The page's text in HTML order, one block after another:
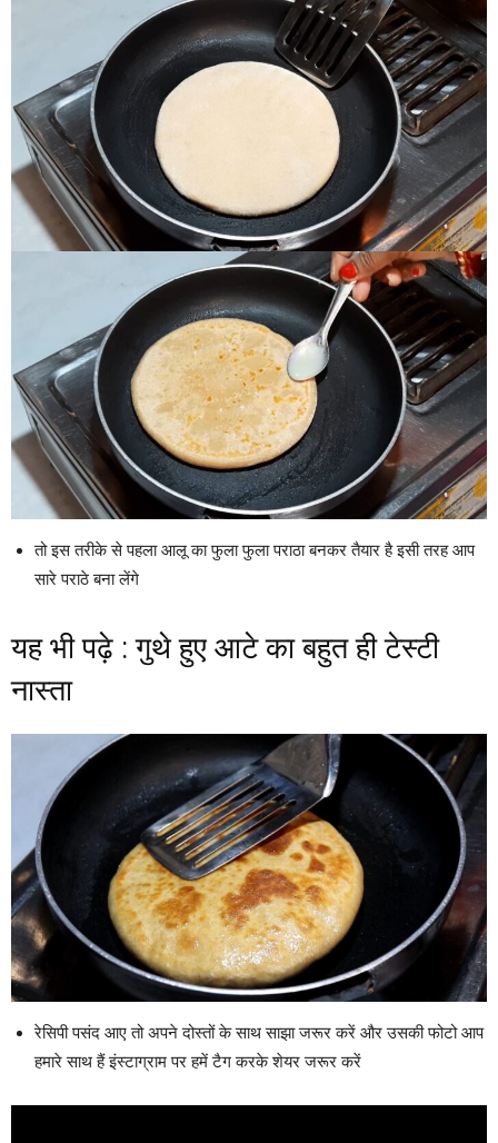
तो इस तरीके से पहला आलू का फुला फुला पराठा बनकर तैयार है इसी तरह आप
सारे पराठे बना लेंगे
यह भी पढ़े :गुथे हुए आटे का बहुत ही टेस्टी
नास्ता
रेसिपी पसंद आए तो अपने दोस्तों के साथ साझा जरूर करें और उसकी फोटो आप
हमारे साथ हैं इंस्टाग्राम पर हमें टैग करके शेयर जरूर करें